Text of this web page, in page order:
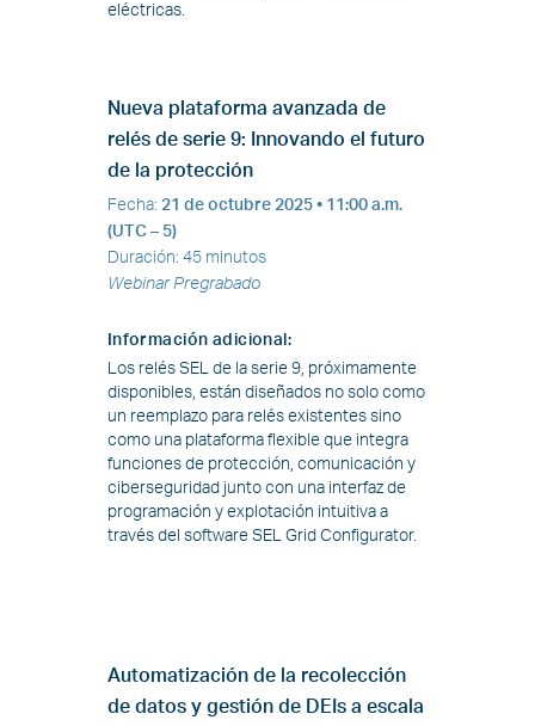
eléctricas.
Nueva plataforma avanzada de
relés de serie 9: Innovando el futuro
de la protección
Fecha: 21 de octubre 2025 • 11:00 a.m.
(UTC – 5)
Duración: 45 minutos
Webinar Pregrabado
Información adicional :
Los relés SEL de la serie 9, próximamente
disponibles, están diseñados no solo como
un reemplazo para relés existentes sino
como una plataforma flexible que integra
funciones de protección, comunicación y
ciberseguridad junto con una interfaz de
programación y explotación intuitiva a
través del software SEL Grid Configurator.
Automatización de la recolección
de datos y gestión de DEIs a escala